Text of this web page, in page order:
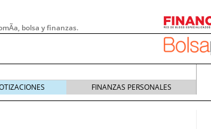
bolsa y finanzas.
FINANZAS PERSONALES